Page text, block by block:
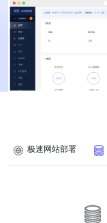
极速网站部署